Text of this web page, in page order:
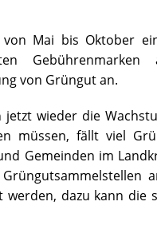
Mai bis Oktober
von Grüngut an.
jetzt wieder die
müssen, fällt viel
Gemeinden im
dazu kann die